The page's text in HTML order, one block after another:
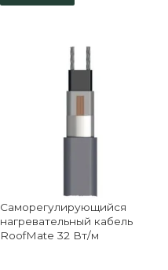
Саморегулирующийся
нагревательный кабель
RoofMate 32 Вт/м